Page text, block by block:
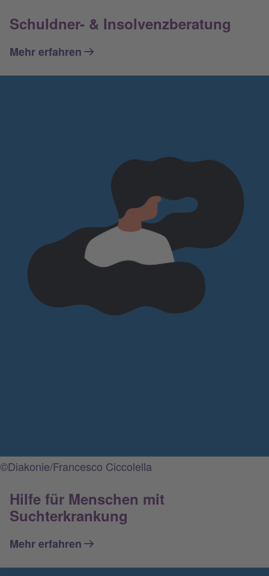
Schuldner- & Insolvenzberatung
Mehr erfahren
©Diakonie/Francesco Ciccolella
Hilfe für Menschen mit
Suchterkrankung
Mehr erfahren